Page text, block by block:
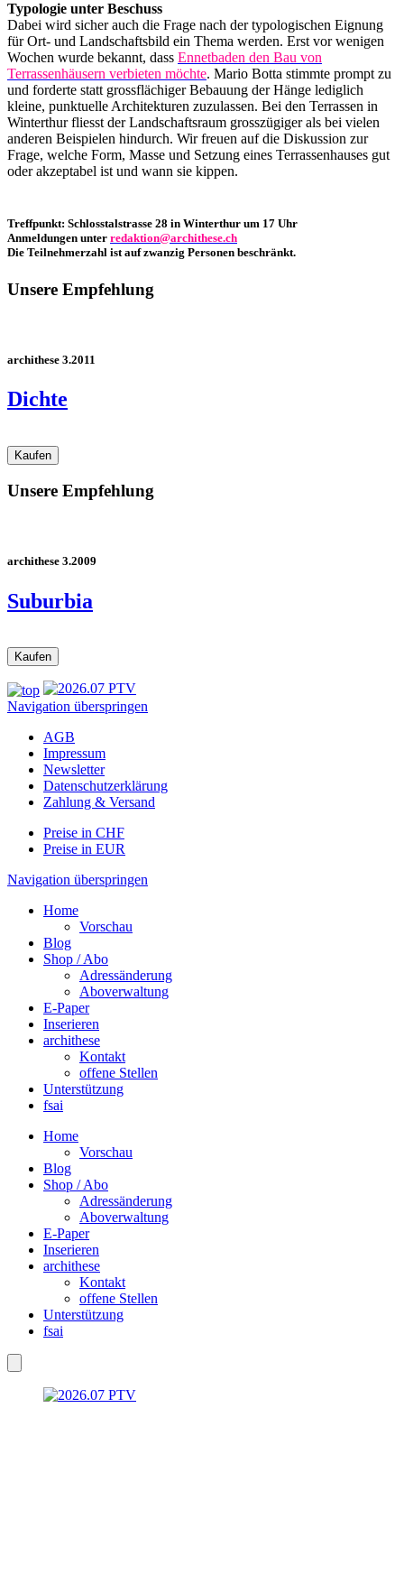
Typologie unter Beschuss
Dabei wird sicher auch die Frage nach der typologischen Eignung
für Ort- und Landschaftsbild ein Thema werden. Erst vor wenigen
Wochen wurde bekannt, dass Ennetbaden den Bau von
Terrassenhäusern verbieten möchte. Mario Botta stimmte prompt zu
und forderte statt grossflächiger Bebauung der Hänge lediglich
kleine, punktuelle Architekturen zuzulassen. Bei den Terrassen in
Winterthur fliesst der Landschaftsraum grosszügiger als bei vielen
anderen Beispielen hindurch. Wir freuen auf die Diskussion zur
Frage, welche Form, Masse und Setzung eines Terrassenhauses gut
oder akzeptabel ist und wann sie kippen.
Treffpunkt: Schlosstalstrasse 28 in Winterthur um 17 Uhr
Anmeldungen unter redaktion@archithese.ch
Die Teilnehmerzahl ist auf zwanzig Personen beschränkt.
Unsere Empfehlung
archithese 3.2011
Dichte
Unsere Empfehlung
archithese 3.2009
Suburbia
Navigation überspringen
AGB
Impressum
Newsletter
Datenschutzerklärung
Zahlung & Versand
Preise in CHF
Preise in EUR
Navigation überspringen
Home
Vorschau
Blog
Shop / Abo
Adressänderung
Aboverwaltung
E-Paper
Inserieren
archithese
Kontakt
offene Stellen
Unterstützung
fsai
Home
Vorschau
Blog
Shop / Abo
Adressänderung
Aboverwaltung
E-Paper
Inserieren
archithese
Kontakt
offene Stellen
Unterstützung
fsai